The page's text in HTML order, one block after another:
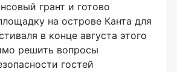
грант и готово
на острове Канта для
в конце августа этого
решить вопросы
гостей